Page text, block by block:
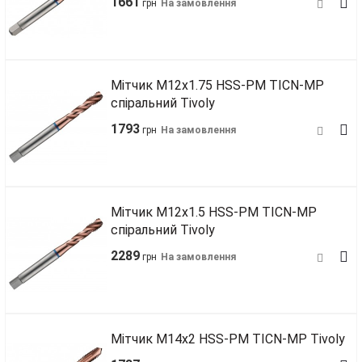
грн На замовлення
Мітчик М12х1.75 HSS-PM TICN-MP
спіральний Tivoly
1793 грн На замовлення
Мітчик М12х1.5 HSS-PM TICN-MP
спіральний Tivoly
2289 грн На замовлення
Мітчик М14х2 HSS-PM TICN-MP Tivoly